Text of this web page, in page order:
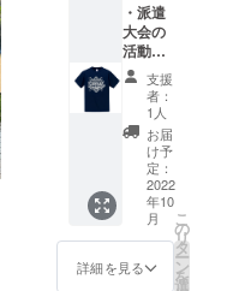
・派遣
大会の
活動報
告 ・
チーム
ボール
ペン
（芯色/
黒） ・
記念Ｔ
シャツ
カ
ラー：
ネイ
ビー
支援
者：
1人
お届
け予
定：
2022
年10
月
詳細を見る
こ
の
リ
タ
ー
ン
を
選